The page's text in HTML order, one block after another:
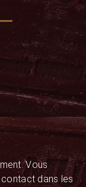
Vous
dans les